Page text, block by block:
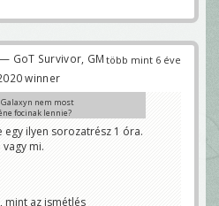
több mint 6 éve
— GoT Survivor, GM
winner
Galaxyn nem most
focinak lennie?
később kezd
kikapott, egy
egy ilyen sorozatrész 1 óra.
mi.
mint az ismétlés